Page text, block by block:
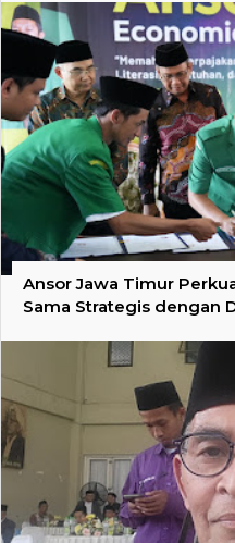
Ansor Jawa Timur
Sama Strategis dengan